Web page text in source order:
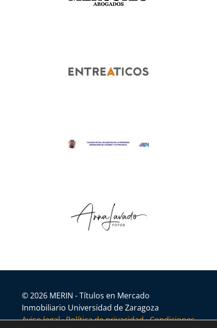
© 2026 MERIN - Títulos en Mercado
Inmobiliario Universidad de Zaragoza
Aviso legal·Política de privacidad·Condiciones